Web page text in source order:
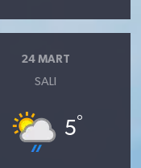
24 MART
SALI
5°